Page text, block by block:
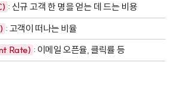
: 신규 고객 한 명을 얻는 데 드는 비용
: 고객이 떠나는 비율
Rate) : 이메일 오픈율, 클릭률 등